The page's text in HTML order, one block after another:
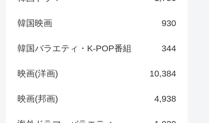
韓国映画 930
韓国バラエティ・K-POP番組 344
映画(洋画) 10,384
映画(邦画) 4,938